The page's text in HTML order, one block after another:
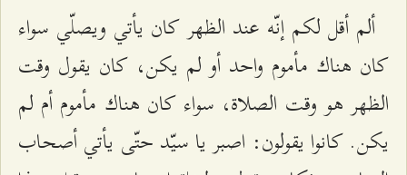
ألم أقل لكم إنّه عند الظهر كان يأتي ويصلّي سواء
كان هناك مأموم واحد أو لم يكن، كان يقول وقت
الظهر هو وقت الصلاة، سواء كان هناك مأموم أم لم
يكن. كانوا يقولون: اصبر يا سيّد حتّى يأتي أصحاب